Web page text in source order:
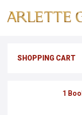
SHOPPING CART